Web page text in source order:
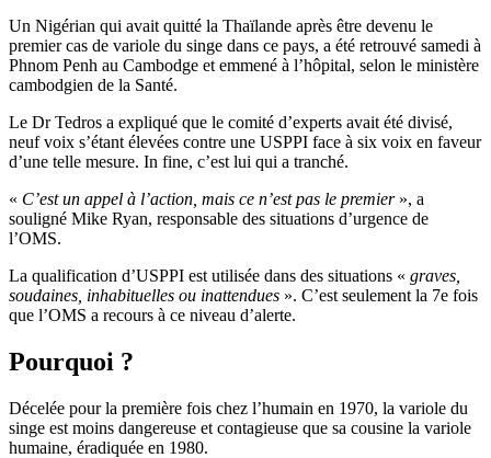
Un Nigérian qui avait quitté la Thaïlande après être devenu le
premier cas de variole du singe dans ce pays, a été retrouvé samedi à
Phnom Penh au Cambodge et emmené à l’hôpital, selon le ministère
cambodgien de la Santé.
Le Dr Tedros a expliqué que le comité d’experts avait été divisé,
neuf voix s’étant élevées contre une USPPI face à six voix en faveur
d’une telle mesure. In fine, c’est lui qui a tranché.
« C’est un appel à l’action, mais ce n’est pas le premier», a
souligné Mike Ryan, responsable des situations d’urgence de
l’OMS.
La qualification d’USPPI est utilisée dans des situations « graves,
soudaines, inhabituelles ou inattendues ». C’est seulement la 7e fois
que l’OMS a recours à ce niveau d’alerte.
Pourquoi ?
Décelée pour la première fois chez l’humain en 1970, la variole du
singe est moins dangereuse et contagieuse que sa cousine la variole
humaine, éradiquée en 1980.